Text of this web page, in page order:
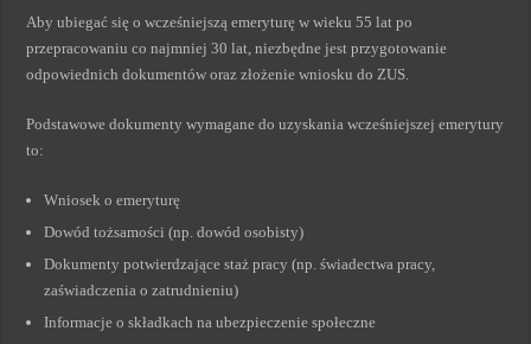
Aby ubiegać się o wcześniejszą emeryturę w wieku 55 lat po
przepracowaniu co najmniej 30 lat, niezbędne jest przygotowanie
odpowiednich dokumentów oraz złożenie wniosku do ZUS.
Podstawowe dokumenty wymagane do uzyskania wcześniejszej emerytury
to:
Wniosek o emeryturę
Dowód tożsamości (np. dowód osobisty)
Dokumenty potwierdzające staż pracy (np. świadectwa pracy,
zaświadczenia o zatrudnieniu)
Informacje o składkach na ubezpieczenie społeczne